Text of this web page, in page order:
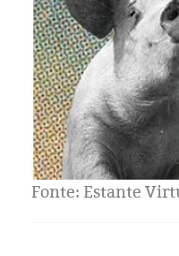
Fonte: Estante